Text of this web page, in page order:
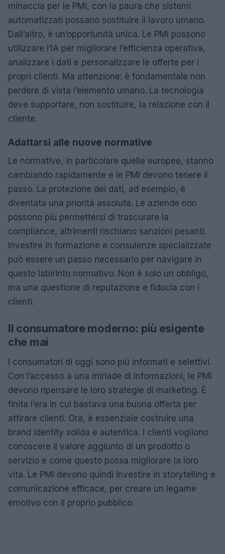
minaccia per le PMI, con la paura che sistemi
automatizzati possano sostituire il lavoro umano.
Dall’altro, è un’opportunità unica. Le PMI possono
utilizzare l’IA per migliorare l’efficienza operativa,
analizzare i dati e personalizzare le offerte per i
propri clienti. Ma attenzione: è fondamentale non
perdere di vista l’elemento umano. La tecnologia
deve supportare, non sostituire, la relazione con il
cliente.
Adattarsi alle nuove normative
Le normative, in particolare quelle europee, stanno
cambiando rapidamente e le PMI devono tenere il
passo. La protezione dei dati, ad esempio, è
diventata una priorità assoluta. Le aziende non
possono più permettersi di trascurare la
compliance, altrimenti rischiano sanzioni pesanti.
Investire in formazione e consulenze specializzate
può essere un passo necessario per navigare in
questo labirinto normativo. Non è solo un obbligo,
ma una questione di reputazione e fiducia con i
clienti.
Il consumatore moderno: più esigente
che mai
I consumatori di oggi sono più informati e selettivi.
Con l’accesso a una miriade di informazioni, le PMI
devono ripensare le loro strategie di marketing. È
finita l’era in cui bastava una buona offerta per
attirare clienti. Ora, è essenziale costruire una
brand identity solida e autentica. I clienti vogliono
conoscere il valore aggiunto di un prodotto o
servizio e come questo possa migliorare la loro
vita. Le PMI devono quindi investire in storytelling e
comunicazione efficace, per creare un legame
emotivo con il proprio pubblico.